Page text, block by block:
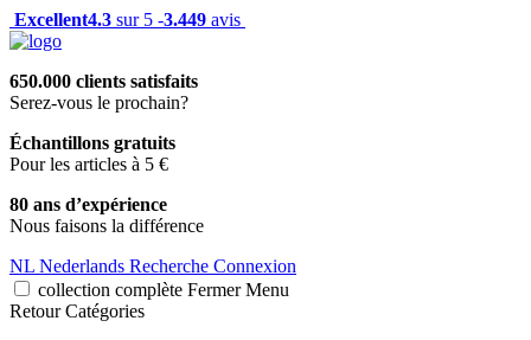
Excellent4.3 sur 5 -3.449 avis
650.000 clients satisfaits
Serez-vous le prochain?
Échantillons gratuits
Pour les articles à 5 €
80 ans d’expérience
Nous faisons la différence
NL Nederlands Recherche Connexion
collection complète Fermer Menu
Retour Catégories